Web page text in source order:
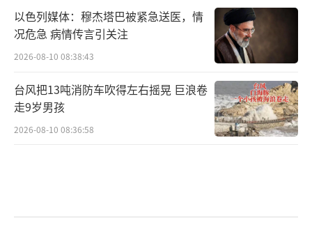
量和领土让步的提议。这份为日内瓦谈判准备
的文件提议，乌克兰军队在“和平时期”的兵
力上限为80万，而不是美国计划中提出的60
万。该文件还表示，“领土交换谈判将从接触
线开始”，而不是像美国计划建议的那样，预
先确定某些地区应被承认为“事实上的俄罗斯
罗斯资产的提议。
以色列媒体：穆杰塔巴被紧急送医，情
况危急 病情传言引关注
2026-08-10 08:38:43
台风把13吨消防车吹得左右摇晃 巨浪卷
走9岁男孩
2026-08-10 08:36:58